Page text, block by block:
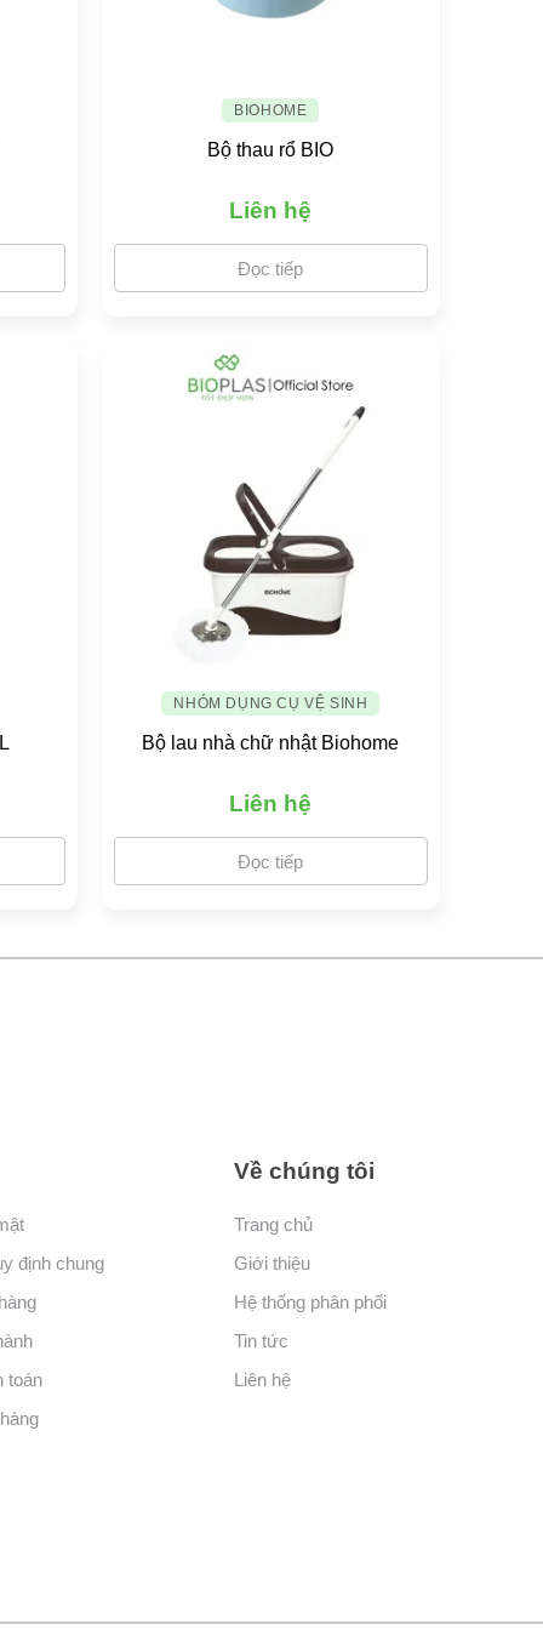
BIOHOME
Bộ thau rổ BIO
Liên hệ
Đọc tiếp
NHÓM DỤNG CỤ VỆ SINH
Bộ lau nhà chữ nhật Biohome
Liên hệ
Đọc tiếp
định chung
toán
Về chúng tôi
Trang chủ
Giới thiệu
Hệ thống phân phối
Tin tức
Liên hệ